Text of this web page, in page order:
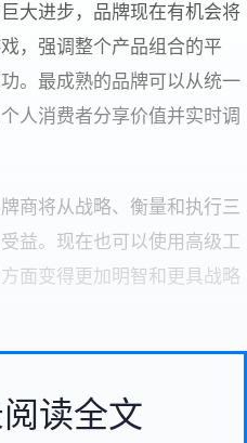
大进步，品牌现在有机会将
，强调整个产品组合的平
。最成熟的品牌可以从统一
人消费者分享价值并实时调
商将从战略、衡量和执行三
益。现在也可以使用高级工
面变得更加明智和更具战略
读全文